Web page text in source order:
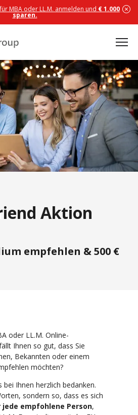
MBA oder LL.M. anmelden und € 1.000
sparen.
Aktion
empfehlen & 500 €
oder LL.M. Online-
Ihnen so gut, dass Sie
Bekannten oder einem
möchten?
Ihnen herzlich bedanken.
sondern so, dass es sich
jede empfohlene Person,